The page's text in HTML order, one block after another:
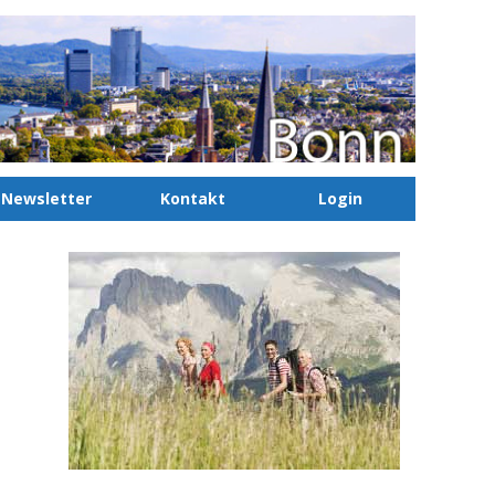
Newsletter Kontakt Login